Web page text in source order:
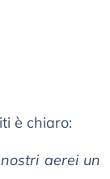
è chiaro:
aerei un